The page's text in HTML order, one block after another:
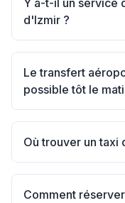
Y a-t-il un service
d'Izmir ?
Le transfert
possible tôt le
Où trouver un taxi
Comment